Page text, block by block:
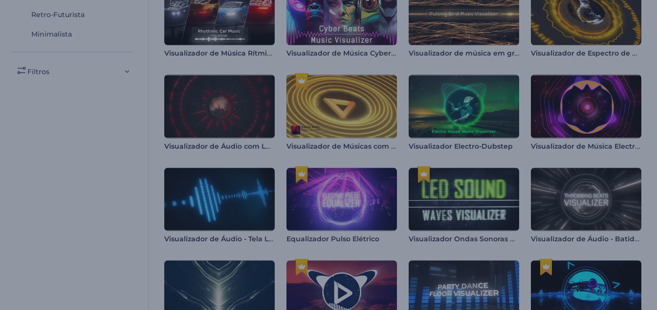
Retro-Futurista
Minimalista
Filtros
Visualizador de Música Rítmica para Carros Visualizador de Música Cyber Beats Visualizador de música em grade pulsante Visualizador de Espectro de Batidas Eletrônicas
Visualizador de Áudio com Luzes Reativas Visualizador de Músicas com Batidas Onduladas Visualizador Electro-Dubstep Visualizador de Música Electro House
Visualizador de Áudio - Tela LCD Equalizador Pulso Elétrico Visualizador Ondas Sonoras de LED Visualizador de Áudio - Batidas Pulsantes